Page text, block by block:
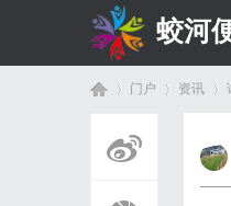
蛟河
门户 资讯
›